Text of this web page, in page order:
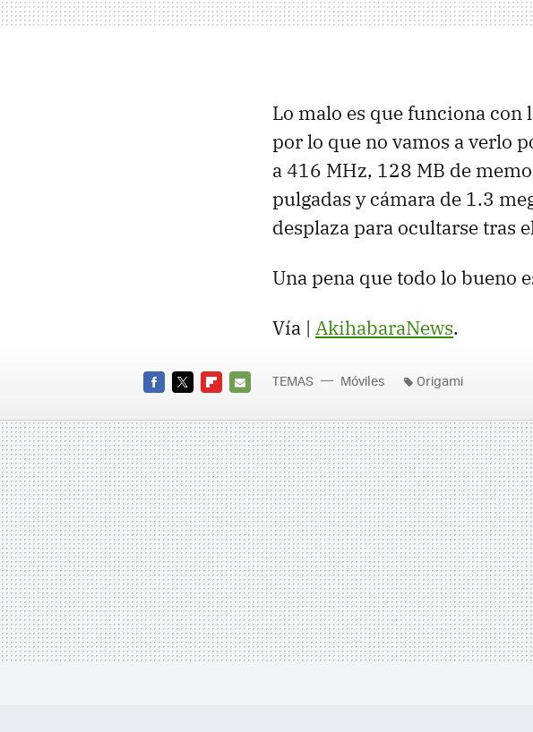
Lo malo es que funciona con
por lo que no vamos a verlo
a 416 MHz, 128 MB de
pulgadas y cámara de 1.3
desplaza para ocultarse tras
Una pena que todo lo bueno
Vía | AkihabaraNews.
MAIL
TEMAS Móviles Origami